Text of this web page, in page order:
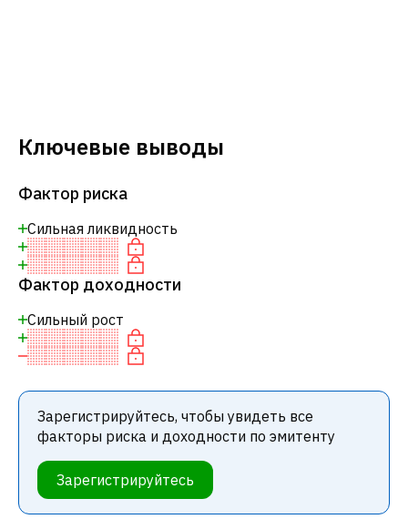
Ключевые выводы
Фактор риска
Сильная ликвидность
Фактор доходности
Сильный рост
Зарегистрируйтесь, чтобы увидеть все
факторы риска и доходности по эмитенту
Зарегистрируйтесь